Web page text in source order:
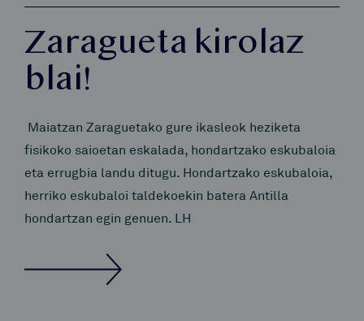
Zaragueta kirolaz
blai!
Maiatzan Zaraguetako gure ikasleok heziketa
fisikoko saioetan eskalada, hondartzako eskubaloia
eta errugbia landu ditugu. Hondartzako eskubaloia,
herriko eskubaloi taldekoekin batera Antilla
hondartzan egin genuen. LH